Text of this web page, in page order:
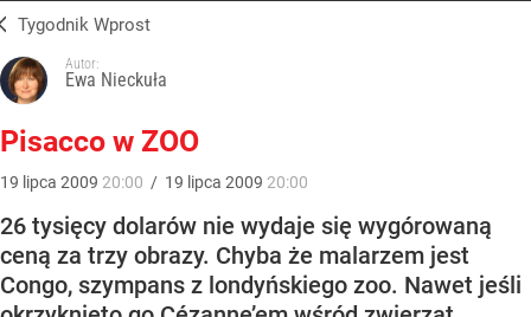
Tygodnik Wprost
Autor:
Ewa Nieckuła
Pisacco w ZOO
19 lipca 2009 20:00 / 19 lipca 2009 20:00
26 tysięcy dolarów nie wydaje się wygórowaną
ceną za trzy obrazy. Chyba że malarzem jest
Congo, szympans z londyńskiego zoo. Nawet jeśli